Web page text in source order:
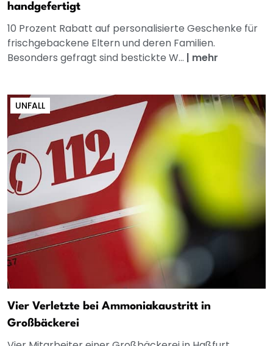
handgefertigt
10 Prozent Rabatt auf personalisierte Geschenke für
frischgebackene Eltern und deren Familien.
Besonders gefragt sind bestickte W... | mehr
UNFALL
Vier Verletzte bei Ammoniakaustritt in
Großbäckerei